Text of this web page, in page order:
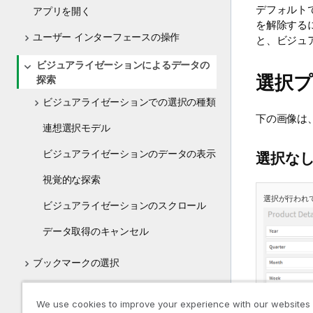
アプリを開く
ユーザー インターフェースの操作
ビジュアライゼーションによるデータの
探索
ビジュアライゼーションでの選択の種類
連想選択モデル
ビジュアライゼーションのデータの表示
視覚的な探索
ビジュアライゼーションのスクロール
データ取得のキャンセル
ブックマークの選択
デフォルト
を解除する
と、ビジュ
選択
下の画像は
選択な
選択が行われ
We use cookies to improve your experience with our websites